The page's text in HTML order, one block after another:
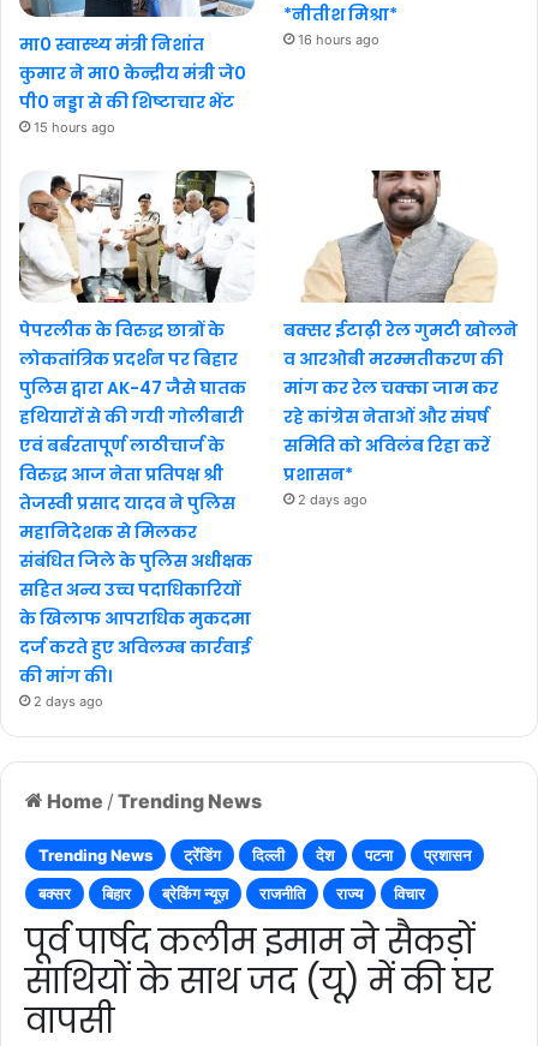
Home / Trending News
Trending News ट्रेंडिंग दिल्ली देश पटना
प्रशासन
बक्सर
बिहार ब्रेकिंग न्यूज़ राजनीति राज्य विचार
पूर्व पार्षद कलीम इमाम ने सैकड़ों
साथियों के साथ जद (यू) में की घर
वापसी
मा0 स्वास्थ्य मंत्री निशांत
कुमार ने मा0 केन्द्रीय मंत्री जे0
पी0 नड्डा से की शिष्टाचार भेंट
15 hours ago
*नीतीश मिश्रा*
16 hours ago
पेपरलीक के विरुद्ध छात्रों के
लोकतांत्रिक प्रदर्शन पर बिहार
पुलिस द्वारा AK-47 जैसे घातक
हथियारों से की गयी गोलीबारी
एवं बर्बरतापूर्ण लाठीचार्ज के
विरुद्ध आज नेता प्रतिपक्ष श्री
तेजस्वी प्रसाद यादव ने पुलिस
महानिदेशक से मिलकर
संबंधित जिले के पुलिस अधीक्षक
सहित अन्य उच्च पदाधिकारियों
के खिलाफ आपराधिक मुकदमा
दर्ज करते हुए अविलम्ब कार्रवाई
की मांग की।
2 days ago
बक्सर ईटाढ़ी रेल गुमटी खोलने
व आरओबी मरम्मतीकरण की
मांग कर रेल चक्का जाम कर
रहे कांग्रेस नेताओं और संघर्ष
समिति को अविलंब रिहा करें
प्रशासन*
2 days ago